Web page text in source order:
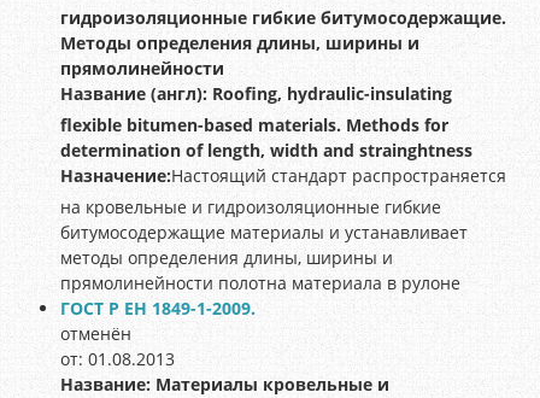
гидроизоляционные гибкие битумосодержащие.
Методы определения длины, ширины и
прямолинейности
Название (англ): Roofing, hydraulic-insulating
flexible bitumen-based materials. Methods for
determination of length, width and strainghtness
Назначение:Настоящий стандарт распространяется
на кровельные и гидроизоляционные гибкие
битумосодержащие материалы и устанавливает
методы определения длины, ширины и
прямолинейности полотна материала в рулоне
ГОСТ Р ЕН 1849-1-2009.
отменён
от: 01.08.2013
Название: Материалы кровельные и